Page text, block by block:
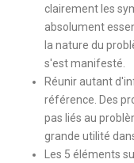
clairement les
absolument
la nature du
s'est manifesté.
Réunir autant
référence. Des
pas liés au
grande utilité
Les 5 éléments